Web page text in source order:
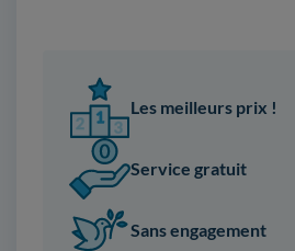
Les meilleurs prix !
Service gratuit
Sans engagement